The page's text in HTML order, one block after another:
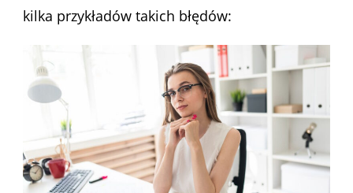
kilka przykładów takich błędów: